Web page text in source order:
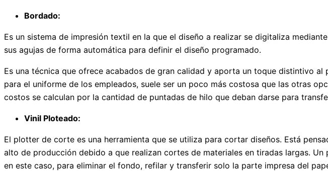
Bordado:
Es un sistema de impresión textil en la que el diseño a realizar se digitaliza
sus agujas de forma automática para definir el diseño programado.
Es una técnica que ofrece acabados de gran calidad y aporta un toque distintivo
para el uniforme de los empleados, suele ser un poco más costosa que las otras
costos se calculan por la cantidad de puntadas de hilo que deban darse para
Vinil Ploteado:
El plotter de corte es una herramienta que se utiliza para cortar diseños. Está
alto de producción debido a que realizan cortes de materiales en tiradas largas.
en este caso, para eliminar el fondo, refilar y transferir solo la parte impresa del